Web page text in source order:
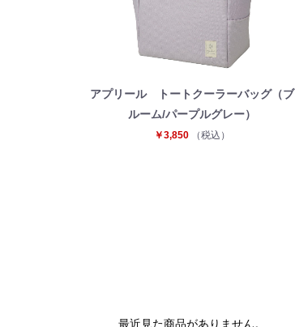
アプリール トートクーラーバッグ（ブ
ルーム/パープルグレー）
￥3,850 （税込）
最近見た商品がありません。